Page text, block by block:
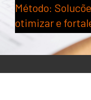
Método:
otimizar e